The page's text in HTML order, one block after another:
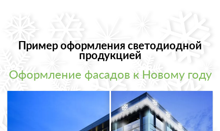
Пример оформления светодиодной
продукцией
Оформление фасадов к Новому году